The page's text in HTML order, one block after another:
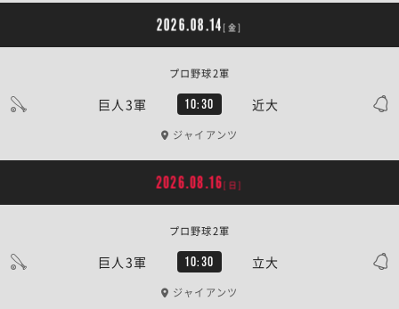
2026.08.14 [金]
巨人3軍 10:30 近大
プロ野球2軍
ジャイアンツ
2026.08.16[日]
巨人3軍 10:30 立大
プロ野球2軍
ジャイアンツ